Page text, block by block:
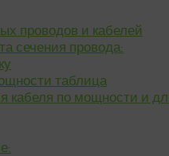
проводов и кабелей
сечения провода:
таблица
кабеля по мощности и